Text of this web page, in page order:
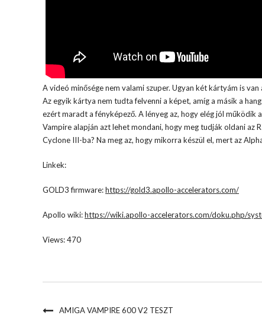
A videó minősége nem valami szuper. Ugyan két kártyám is
Az egyik kártya nem tudta felvenni a képet, amíg a másik a
ezért maradt a fényképező. A lényeg az, hogy elég jól működik
Vampire alapján azt lehet mondani, hogy meg tudják oldani az
Cyclone III-ba? Na meg az, hogy mikorra készül el, mert az
Linkek:
GOLD3 firmware:https://gold3.apollo-accelerators.com/
Apollo wiki:https://wiki.apollo-accelerators.com/doku.php/
Views: 470
AMIGA VAMPIRE 600 V2 TESZT